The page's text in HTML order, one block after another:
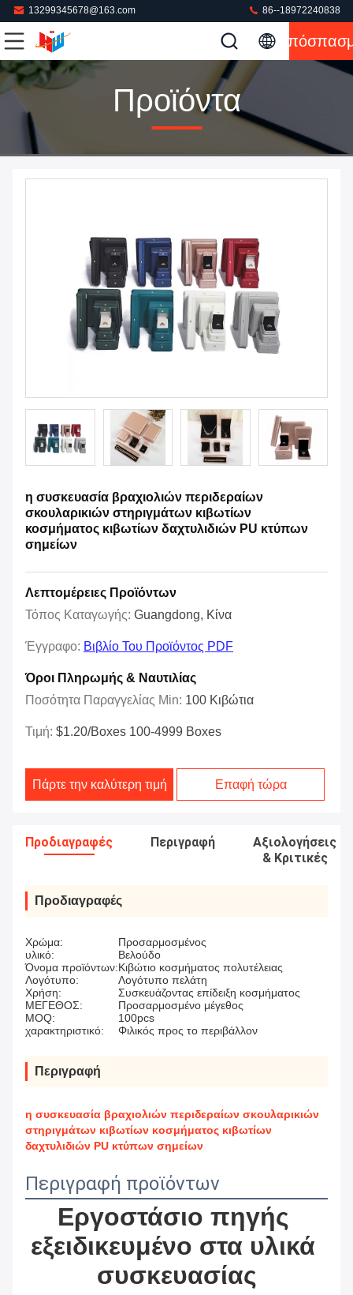
13299345678@163.com 86--18972240838
Προϊόντα
η συσκευασία βραχιολιών περιδεραίων
σκουλαρικιών στηριγμάτων κιβωτίων
κοσμήματος κιβωτίων δαχτυλιδιών PU κτύπων
σημείων
Λεπτομέρειες Προϊόντων
Τόπος Καταγωγής: Guangdong, Κίνα
Έγγραφο: Βιβλίο Του Προϊόντος PDF
Όροι Πληρωμής & Ναυτιλίας
Ποσότητα Παραγγελίας Min: 100 Κιβώτια
Τιμή: $1.20/boxes 100-4999 Boxes
Πάρτε την καλύτερη τιμή Επαφή τώρα
Προδιαγραφές Περιγραφή
Αξιολογήσεις
& Κριτικές
Προδιαγραφές
Χρώμα:
Προσαρμοσμένος
υλικό:
Βελούδο
Όνομα προϊόντων:Κιβώτιο κοσμήματος πολυτέλειας
Λογότυπο:
Λογότυπο πελάτη
Χρήση:
Συσκευάζοντας επίδειξη κοσμήματος
ΜΕΓΕΘΟΣ:
Προσαρμοσμένο μέγεθος
MOQ:
100pcs
χαρακτηριστικό:
Φιλικός προς το περιβάλλον
Περιγραφή
η συσκευασία βραχιολιών περιδεραίων σκουλαρικιών
στηριγμάτων κιβωτίων κοσμήματος κιβωτίων
δαχτυλιδιών PU κτύπων σημείων
Περιγραφή προϊόντων
Εργοστάσιο πηγής
εξειδικευμένο στα υλικά
συσκευασίας